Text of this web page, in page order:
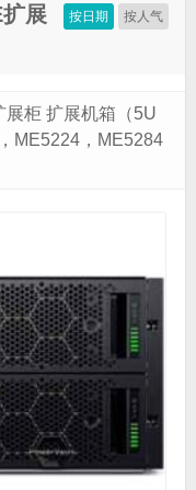
按日期 按人气
展
柜 扩展机箱（5U
ME5224，ME5284